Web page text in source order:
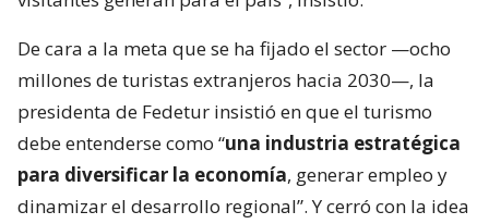
De cara a la meta que se ha fijado el sector —ocho
millones de turistas extranjeros hacia 2030—, la
presidenta de Fedetur insistió en que el turismo
debe entenderse como “una industria estratégica
para diversificar la economía, generar empleo y
dinamizar el desarrollo regional”. Y cerró con la idea